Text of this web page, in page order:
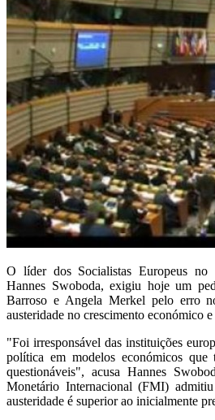
O líder dos Socialistas Europeus no
Hannes Swoboda, exigiu hoje um
Barroso e Angela Merkel pelo erro
austeridade no crescimento económico
"Foi irresponsável das instituições
política em modelos económicos que
questionáveis", acusa Hannes
Monetário Internacional (FMI)
austeridade é superior ao inicialmente